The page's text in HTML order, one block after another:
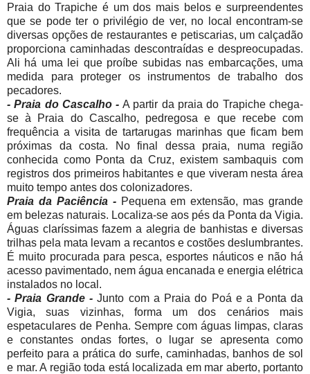
Praia do Trapiche é um dos mais belos e surpreendentes
que se pode ter o privilégio de ver, no local encontram-se
diversas opções de restaurantes e petiscarias, um calçadão
proporciona caminhadas descontraídas e despreocupadas.
Ali há uma lei que proíbe subidas nas embarcações, uma
medida para proteger os instrumentos de trabalho dos
pecadores.
- Praia do Cascalho - A partir da praia do Trapiche chega-
se à Praia do Cascalho, pedregosa e que recebe com
frequência a visita de tartarugas marinhas que ficam bem
próximas da costa. No final dessa praia, numa região
conhecida como Ponta da Cruz, existem sambaquis com
registros dos primeiros habitantes e que viveram nesta área
muito tempo antes dos colonizadores.
Praia da Paciência -Pequena em extensão, mas grande
em belezas naturais. Localiza-se aos pés da Ponta da Vigia.
Águas claríssimas fazem a alegria de banhistas e diversas
trilhas pela mata levam a recantos e costões deslumbrantes.
É muito procurada para pesca, esportes náuticos e não há
acesso pavimentado, nem água encanada e energia elétrica
instalados no local.
- Praia Grande -Junto com a Praia do Poá e a Ponta da
Vigia, suas vizinhas, forma um dos cenários mais
espetaculares de Penha. Sempre com águas limpas, claras
e constantes ondas fortes, o lugar se apresenta como
perfeito para a prática do surfe, caminhadas, banhos de sol
e mar. A região toda está localizada em mar aberto, portanto